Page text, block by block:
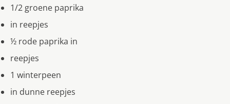
1/2 groene paprika
in reepjes
½ rode paprika in
reepjes
1 winterpeen
in dunne reepjes